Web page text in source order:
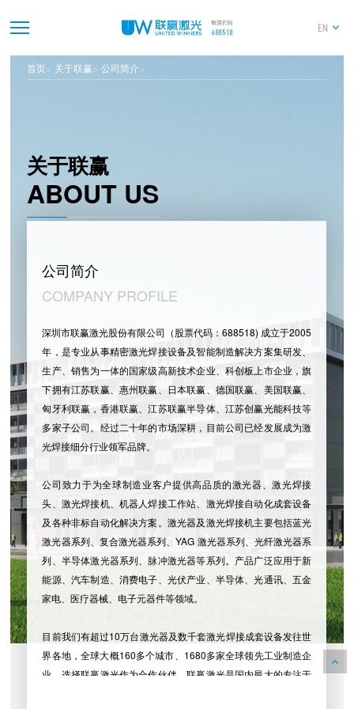
EN
首页 关于联赢 公司简介
关于联赢
ABOUT US
公司简介
COMPANY PROFILE
深圳市联赢激光股份有限公司（股票代码：688518) 成立于2005
年，是专业从事精密激光焊接设备及智能制造解决方案集研发、
生产、销售为一体的国家级高新技术企业、科创板上市企业，旗
下拥有江苏联赢、惠州联赢、日本联赢、德国联赢、美国联赢、
匈牙利联赢，香港联赢、江苏联赢半导体、江苏创赢光能科技等
多家子公司。经过二十年的市场深耕，目前公司已经发展成为激
光焊接细分行业领军品牌。
公司致力于为全球制造业客户提供高品质的激光器、激光焊接
头、激光焊接机、机器人焊接工作站、激光焊接自动化成套设备
及各种非标自动化解决方案。激光器及激光焊接机主要包括蓝光
激光器系列、复合激光器系列、YAG 激光器系列、光纤激光器系
列、半导体激光器系列、脉冲激光器等系列。产品广泛应用于新
能源、汽车制造、消费电子、光伏产业、半导体、光通讯、五金
家电、医疗器械、电子元器件等领域。
目前我们有超过10万台激光器及数千套激光焊接成套设备发往世
界各地，全球大概160多个城市、1680多家全球领先工业制造企
业，选择联赢激光作为合作伙伴。联赢激光是国内最大的专注于